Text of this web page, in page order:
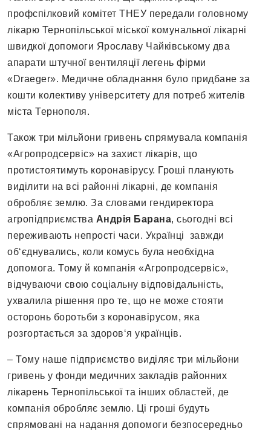
профспілковий комітет ТНЕУ передали головному
лікарю Тернопільської міської комунальної лікарні
швидкої допомоги Ярославу Чайківському два
апарати штучної вентиляції легень фірми
«Draeger». Медичне обладнання було придбане за
кошти колективу університету для потреб жителів
міста Тернополя.
Також три мільйони гривень спрямувала компанія
«Агропродсервіс» на захист лікарів, що
протистоятимуть коронавірусу. Гроші планують
виділити на всі районні лікарні, де компанія
обробляє землю. За словами гендиректора
агропідприємства Андрія Барана, сьогодні всі
переживають непрості часи. Українці завжди
об‘єднувались, коли комусь була необхідна
допомога. Тому й компанія «Агропродсервіс»,
відчуваючи свою соціальну відповідальність,
ухвалила рішення про те, що не може стояти
осторонь боротьби з коронавірусом, яка
розгортається за здоров‘я українців.
– Тому наше підприємство виділяє три мільйони
гривень у фонди медичних закладів районних
лікарень Тернопільської та інших областей, де
компанія обробляє землю. Ці гроші будуть
спрямовані на надання допомоги безпосередньо